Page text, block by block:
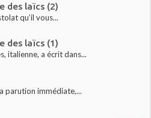
des laïcs (2)
qu’il vous...
des laïcs (1)
italienne, a écrit dans...
parution immédiate,...